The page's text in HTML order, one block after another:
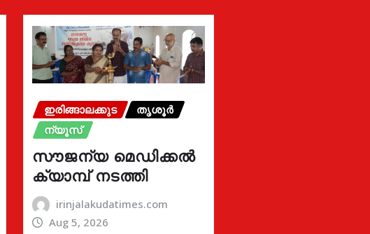
ഇരിങ്ങാലക്കുട
തൃശൂർ
ന്യൂസ്
സൗജന്യ മെഡിക്കൽ
ക്യാമ്പ് നടത്തി
irinjalakudatimes.com
Aug 5, 2026